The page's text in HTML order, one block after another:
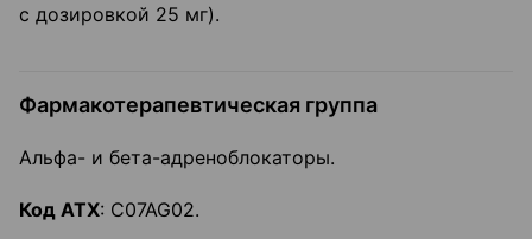
с дозировкой 25 мг).
Фармакотерапевтическая группа
Альфа- и бета-адреноблокаторы.
Код ATX: C07AG02.